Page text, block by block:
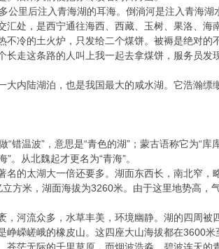
公里后注入青海湖的耳海。倒淌河是注入青海
处，是西宁通往海西、西藏、玉树、果洛、
不冷的土火炉，只发给二个煤饼。被褥是绝对
走这条路的人叫上我一起去拿煤饼，服务员
内陆湖泊，也是我国最大的咸水湖。它浩瀚
“错温波”，意思是“青色的湖”；蒙古语称它为“
。从北魏起才更名为“青海”。
的太湖大一倍还要多。湖面东西长，南北窄
方米，湖面海拔为3260米。由于这里地势高，
河流众多，水草丰美，环境幽静。湖的四周
嵘嵯峨的橡皮山。这四座大山海拔都在3600